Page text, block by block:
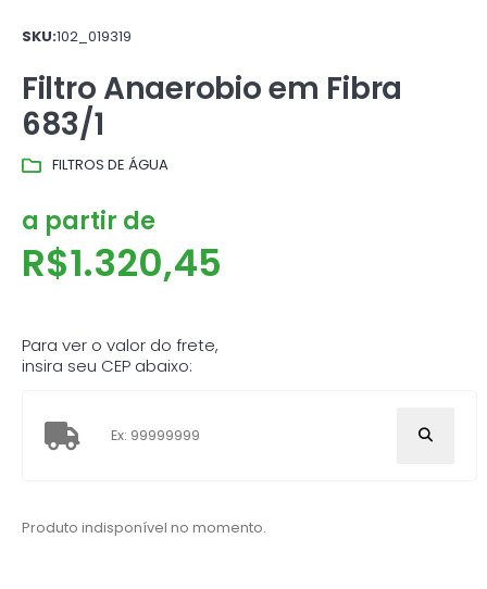
SKU:102_019319
Filtro Anaerobio em Fibra
683/1
FILTROS DE ÁGUA
a partir de
R$1.320,45
Para ver o valor do frete,
insira seu CEP abaixo:
Produto indisponível no momento.